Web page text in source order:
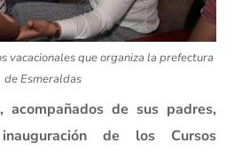
vacacionales que organiza la prefectura
de Esmeraldas
de sus padres,
de los Cursos